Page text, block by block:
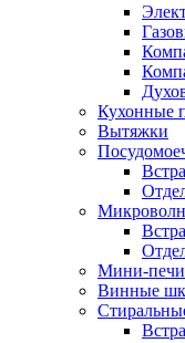
Кухонные
Вытяжки
Мини-печи
Винные